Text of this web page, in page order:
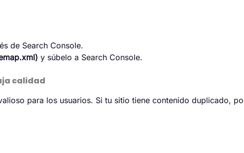
de Search Console.
y súbelo a Search Console.
calidad
para los usuarios. Si tu sitio tiene contenido duplicado,